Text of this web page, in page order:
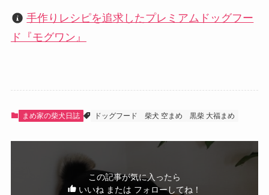
?
手作りレシピを追求したプレミアムドッグフー
ド『モグワン』
まめ家の柴犬日誌 ドッグフード 柴犬 空まめ 黒柴 大福まめ
この記事が気に入ったら
いいね または フォローしてね！